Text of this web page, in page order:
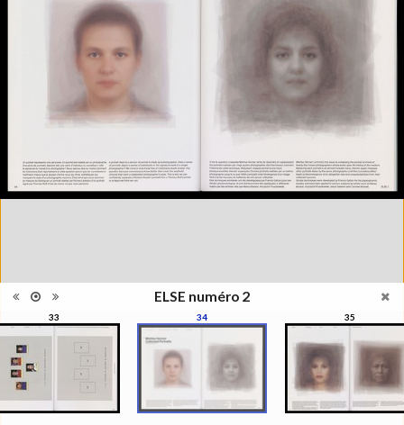
ELSE numéro 2
33 34 35
étant un magazine de "l'autre"
photographie, la photographie
qui ne s'appréhende pas
seulement pour elle-même,
mais se manisfeste en séries,
en collections, regroupées par
le regard du photographe, de
Catégorie
Revues, Journaux
Type de
reliure
Broché
Format
29 x 22 cm
Langues
Ensemble
ISBN/ISSN
ISBN 22350439